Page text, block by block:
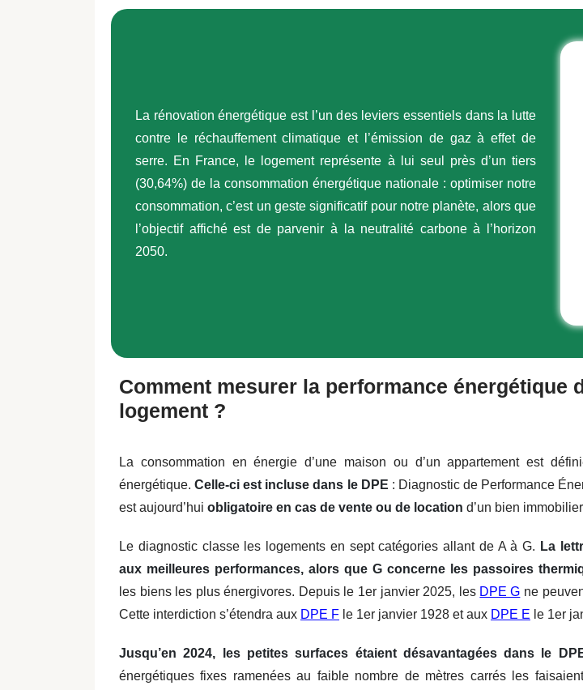
La rénovation énergétique est l’un des leviers essentiels dans la lutte
contre le réchauffement climatique et l’émission de gaz à effet de
serre. En France, le logement représente à lui seul près d’un tiers
(30,64%) de la consommation énergétique nationale : optimiser notre
consommation, c’est un geste significatif pour notre planète, alors que
l’objectif affiché est de parvenir à la neutralité carboneà l’horizon
2050.
Comment mesurer la performance énergétique
logement ?
La consommation en énergie d’une maison ou d’un appartement est
énergétique.Celle-ci est incluse dans le DPE : Diagnostic de Performance
est aujourd’hui obligatoire en cas de vente ou de location d’un bien immobilier
Le diagnostic classe les logements en sept catégories allant de A à G. La
aux meilleures performances, alors que G concerne les passoires
les biens les plus énergivores. Depuis le 1er janvier 2025, les DPE G ne
Cette interdiction s’étendra aux DPE F le 1er janvier 1928 et aux DPE E le 1er
Jusqu’en 2024, les petites surfaces étaient désavantagées dans le
énergétiques fixes ramenées au faible nombre de mètres carrés les